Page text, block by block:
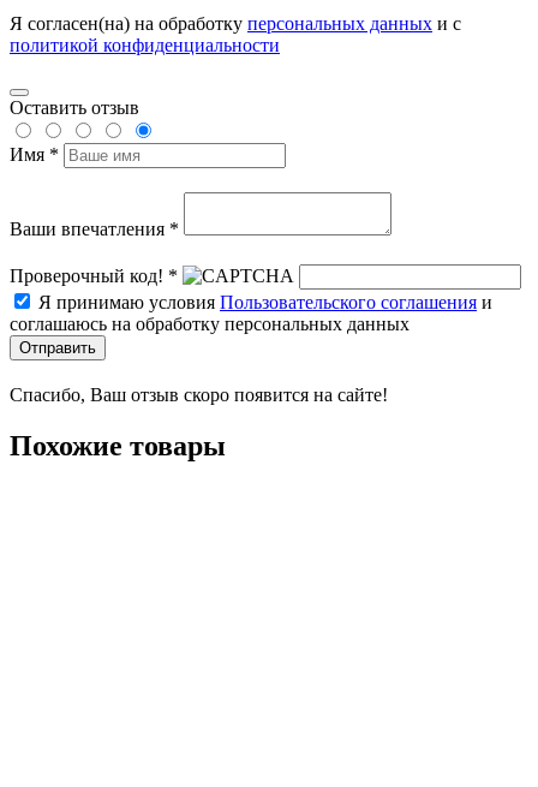
Я согласен(на) на обработку персональных данных и с
политикой конфиденциальности
Оставить отзыв
Имя *
Ваши впечатления *
Проверочный код! *
Я принимаю условия Пользовательского соглашения и
соглашаюсь на обработку персональных данных
Отправить
Спасибо, Ваш отзыв скоро появится на сайте!
Похожие товары